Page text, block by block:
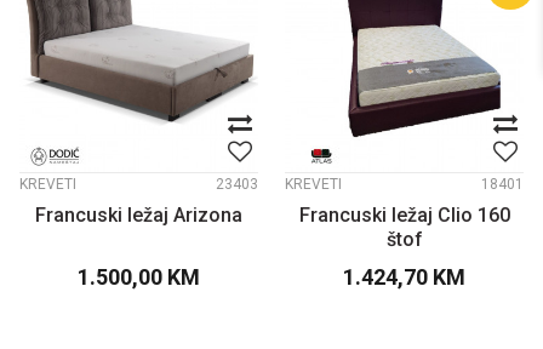
KREVETI 23403
Francuski ležaj Arizona
1.500,00 KM
KREVETI 18401
Francuski ležaj Clio 160
štof
1.424,70 KM